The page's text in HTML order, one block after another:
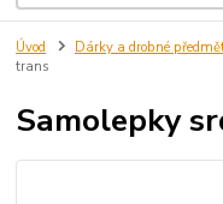
Úvod Dárky a drobné
trans
Samolepky